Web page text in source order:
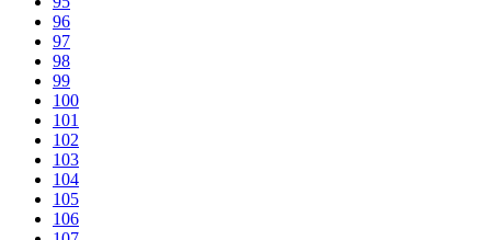
96
97
98
99
100
101
102
103
104
105
106